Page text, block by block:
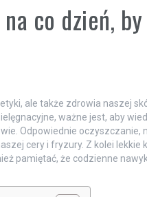
co dzień,
ale także zdrowia naszej
ważne jest, aby
Odpowiednie oczyszczanie,
cery i fryzury. Z kolei
pamiętać, że codzienne